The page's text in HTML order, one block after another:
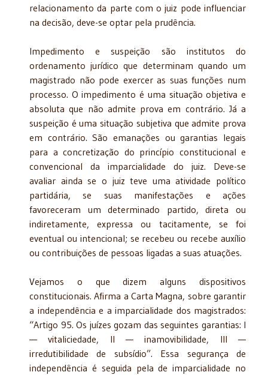
relacionamento da parte com o juiz pode influenciar
na decisão, deve-se optar pela prudência.
Impedimento e suspeição são institutos do
ordenamento jurídico que determinam quando um
magistrado não pode exercer as suas funções num
processo. O impedimento é uma situação objetiva e
absoluta que não admite prova em contrário. Já a
suspeição é uma situação subjetiva que admite prova
em contrário. São emanações ou garantias legais
para a concretização do princípio constitucional e
convencional da imparcialidade do juiz. Deve-se
avaliar ainda se o juiz teve uma atividade político
partidária, se suas manifestações e ações
favoreceram um determinado partido, direta ou
indiretamente, expressa ou tacitamente, se foi
eventual ou intencional; se recebeu ou recebe auxílio
ou contribuições de pessoas ligadas a suas atuações.
Vejamos o que dizem alguns dispositivos
constitucionais. Afirma a Carta Magna, sobre garantir
a independência e a imparcialidade dos magistrados:
“Artigo 95. Os juízes gozam das seguintes garantias: I
— vitaliciedade, II — inamovibilidade, III —
irredutibilidade de subsídio”. Essa segurança de
independência é seguida pela de imparcialidade no